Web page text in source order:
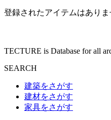
登録されたアイテムはありま
TECTURE is Database for all
SEARCH
建築をさがす
建材をさがす
家具をさがす